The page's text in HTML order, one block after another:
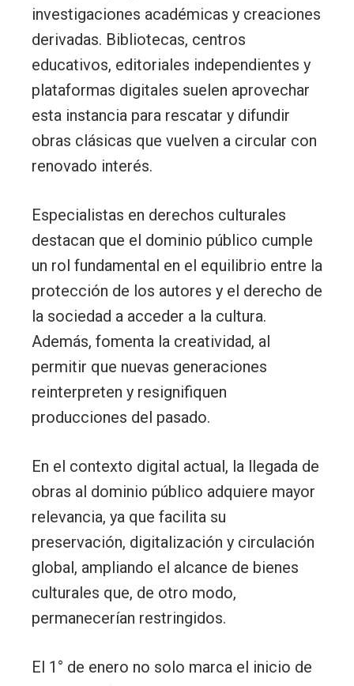
investigaciones académicas y creaciones
derivadas. Bibliotecas, centros
educativos, editoriales independientes y
plataformas digitales suelen aprovechar
esta instancia para rescatar y difundir
obras clásicas que vuelven a circular con
renovado interés.
Especialistas en derechos culturales
destacan que el dominio público cumple
un rol fundamental en el equilibrio entre la
protección de los autores y el derecho de
la sociedad a acceder a la cultura.
Además, fomenta la creatividad, al
permitir que nuevas generaciones
reinterpreten y resignifiquen
producciones del pasado.
En el contexto digital actual, la llegada de
obras al dominio público adquiere mayor
relevancia, ya que facilita su
preservación, digitalización y circulación
global, ampliando el alcance de bienes
culturales que, de otro modo,
permanecerían restringidos.
El 1° de enero no solo marca el inicio de